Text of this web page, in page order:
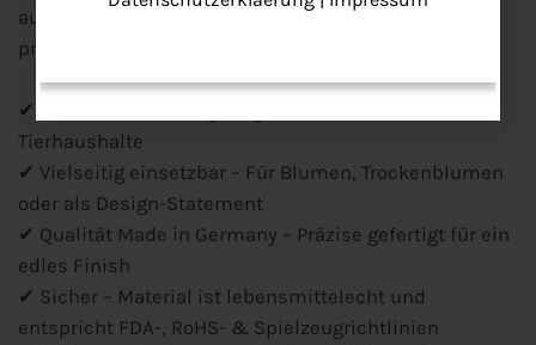
aus nachwachsenden Rohstoffen, CO₂-neutral
produziert mit 100 % erneuerbarer Energie.
✔ Bruchsicher & langlebig – Perfekt für Familien- &
Tierhaushalte
✔ Vielseitig einsetzbar – Für Blumen, Trockenblumen
oder als Design-Statement
✔ Qualität Made in Germany – Präzise gefertigt für ein
edles Finish
✔ Sicher – Material ist lebensmittelecht und
entspricht FDA-, RoHS- & Spielzeugrichtlinien